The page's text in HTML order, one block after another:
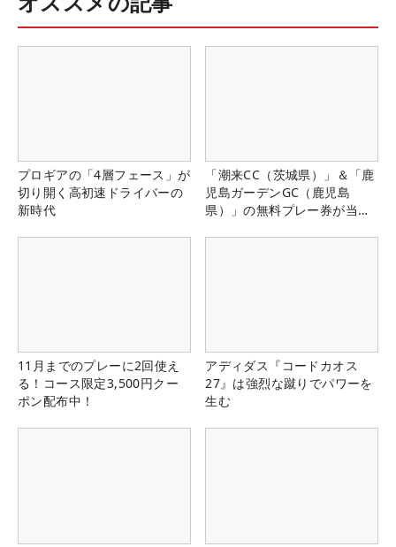
プロギアの「4層フェース」が
切り開く高初速ドライバーの
新時代
「潮来CC（茨城県）」＆「鹿
児島ガーデンGC（鹿児島
県）」の無料プレー券が当た
11月までのプレーに2回使え
る！コース限定3,500円クー
ポン配布中！
アディダス『コードカオス
27』は強烈な蹴りでパワーを
生む